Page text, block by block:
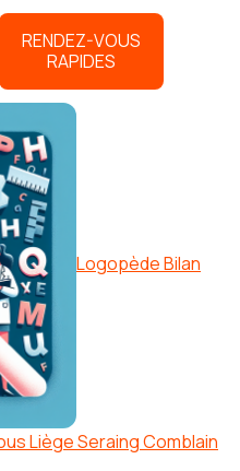
RENDEZ-VOUS
RAPIDES
Logopède Bilan
Liège Seraing Comblain